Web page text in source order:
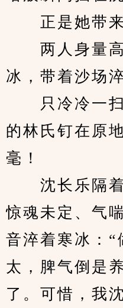
正是她带来
两人身量高
冰，带着沙场
只冷冷一扫
的林氏钉在原
毫！
沈长乐隔着
惊魂未定、气
音淬着寒冰：“
太，脾气倒是
了。可惜，我